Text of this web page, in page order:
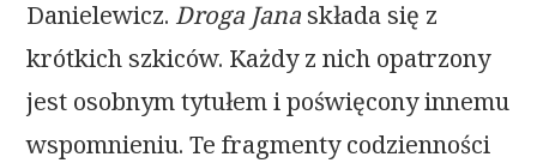
Danielewicz. Droga Janaskłada się z
krótkich szkiców. Każdy z nich opatrzony
jest osobnym tytułem i poświęcony innemu
wspomnieniu. Te fragmenty codzienności